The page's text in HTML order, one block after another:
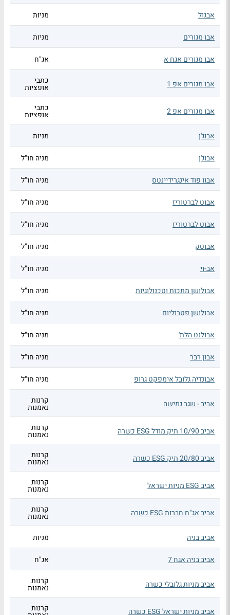
אבגול
מניות
אבו מגורים מניות
אבו מגורים אגח א אג"ח
אבו מגורים אפ 1 כתבי
אופציות
אבו מגורים אפ 2 כתבי
אופציות
אבוג'ן
מניות
אבוג'ן מניה חו"ל
אבוו פוד אינגרידיינטס מניה חו"ל
אבוט לברטוריז מניה חו"ל
אבוט לברטוריז מניה חו"ל
אבוטק מניה חו"ל
אב-וי מניה חו"ל
אבולושן מתכות וטכנולוגיות מניה חו"ל
אבולושן פטרוליום מניה חו"ל
אבולנט הלת' מניה חו"ל
אבון רבר מניה חו"ל
אבונדיה גלובל אימפקט גרופ מניה חו"ל
אביב - שגב גמישה קרנות
נאמנות
אביב 10/90 תיק מודל ESG כשרה קרנות
נאמנות
אביב 20/80 תיק ESG כשרה קרנות
נאמנות
אביב ESG מניות ישראל קרנות
נאמנות
אביב אג"ח חברות ESG כשרה קרנות
נאמנות
אביב בניה
מניות
אביב בניה אגח 7 אג"ח
אביב מניות גלובלי כשרה קרנות
נאמנות
אביב מניות ישראל ESG כשרה קרנות